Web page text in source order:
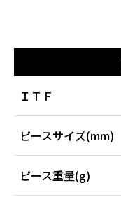
ＩＴＦ
ピースサイズ(mm)
ピース重量(g)